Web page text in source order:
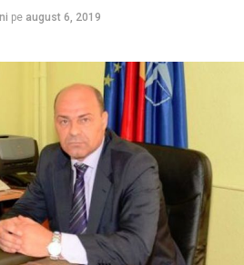
pe august 6, 2019